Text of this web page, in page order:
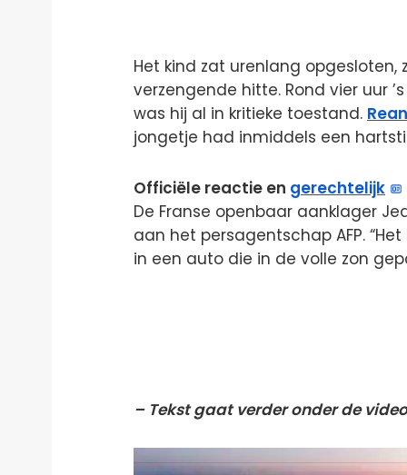
Het kind zat urenlang
verzengende hitte. Rond vier uur
was hij al in kritieke toestand.
jongetje had inmiddels een
Officiële reactie en gerechtelijk
De Franse openbaar aanklager
aan het persagentschap AFP.
in een auto die in de volle zon
– Tekst gaat verder onder de
Videospeler
Videospeler